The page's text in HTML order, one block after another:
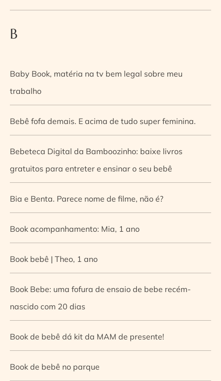
B
Baby Book, matéria na tv bem legal sobre meu
trabalho
Bebê fofa demais. E acima de tudo super feminina.
Bebeteca Digital da Bamboozinho: baixe livros
gratuitos para entreter e ensinar o seu bebê
Bia e Benta. Parece nome de filme, não é?
Book acompanhamento: Mia, 1 ano
Book bebê | Theo, 1 ano
Book Bebe: uma fofura de ensaio de bebe recém-
nascido com 20 dias
Book de bebê dá kit da MAM de presente!
Book de bebê no parque